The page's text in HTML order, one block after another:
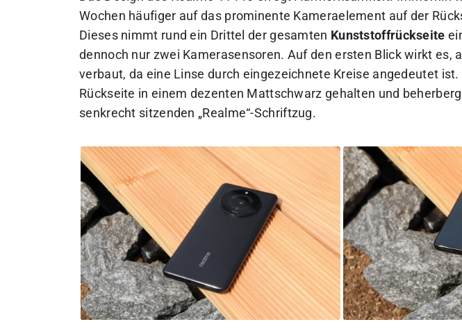
Wochen häufiger auf das prominente Kameraelement auf der
Dieses nimmt rund ein Drittel der gesamten Kunststoffrückseite
dennoch nur zwei Kamerasensoren. Auf den ersten Blick wirkt es,
verbaut, da eine Linse durch eingezeichnete Kreise angedeutet
Rückseite in einem dezenten Mattschwarz gehalten und
senkrecht sitzenden „Realme“-Schriftzug.